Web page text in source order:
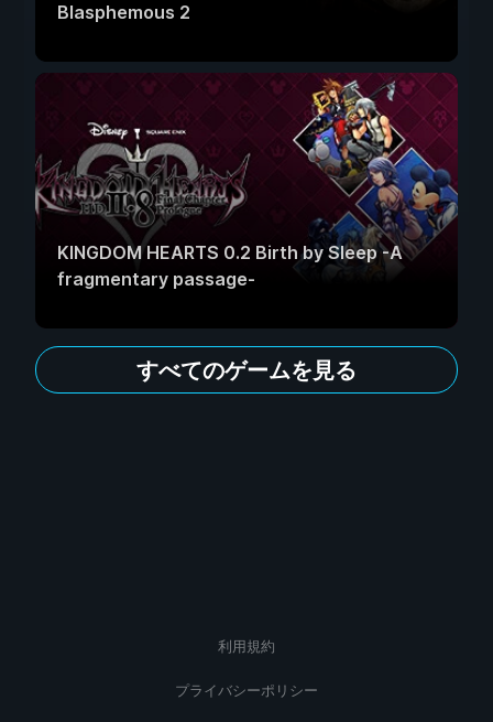
Blasphemous 2
KINGDOM HEARTS 0.2 Birth by Sleep -A
fragmentary passage-
すべてのゲームを見る
利用規約
プライバシーポリシー